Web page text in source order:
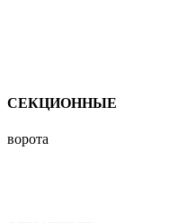
СЕКЦИОННЫЕ
ворота